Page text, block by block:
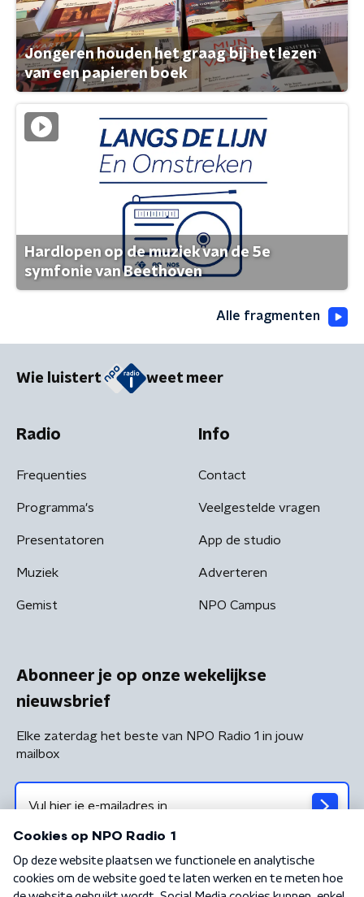
Jongeren houden het graag bij het lezen
van een papieren boek
Hardlopen op de muziek van de 5e
symfonie van Beethoven
Alle fragmenten
Wie luistert weet meer
Radio
Frequenties
Programma's
Presentatoren
Muziek
Gemist
Info
Contact
Veelgestelde vragen
App de studio
Adverteren
NPO Campus
Abonneer je op onze wekelijkse
nieuwsbrief
Elke zaterdag het beste van NPO Radio 1 in jouw
mailbox